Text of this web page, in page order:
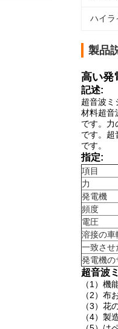
ハイラ
製品
高い発
記述:
超音波ミ
材料超音
です。力
です。超
です。
指定:
項目
力
発電機
頻度
電圧
溶接の車
一致させ
発電機の
超音波
（1）機
（2）布
（3）花
（4）製